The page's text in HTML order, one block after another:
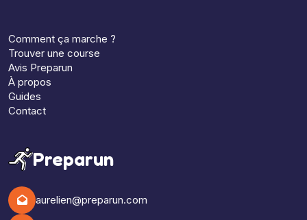
Comment ça marche ?
Trouver une course
Avis Preparun
À propos
Guides
Contact
Preparun
aurelien@preparun.com